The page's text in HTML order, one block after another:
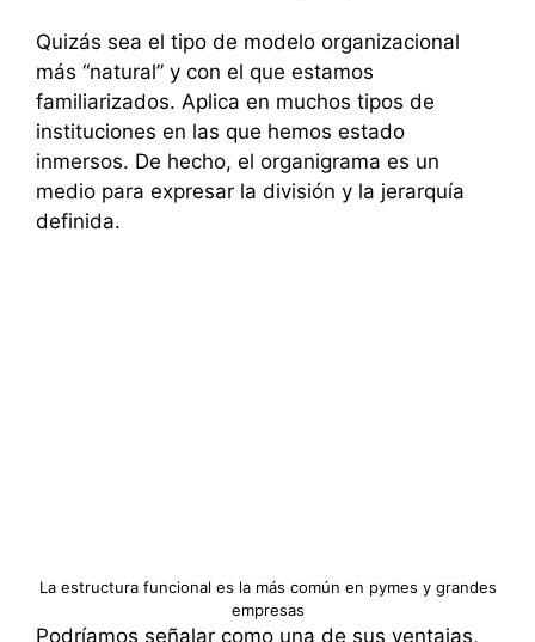
Quizás sea el tipo de modelo organizacional
más “natural” y con el que estamos
familiarizados. Aplica en muchos tipos de
instituciones en las que hemos estado
inmersos. De hecho, el organigrama es un
medio para expresar la división y la jerarquía
definida.
La estructura funcional es la más común en pymes y grandes
empresas
Podríamos señalar como una de sus ventajas,